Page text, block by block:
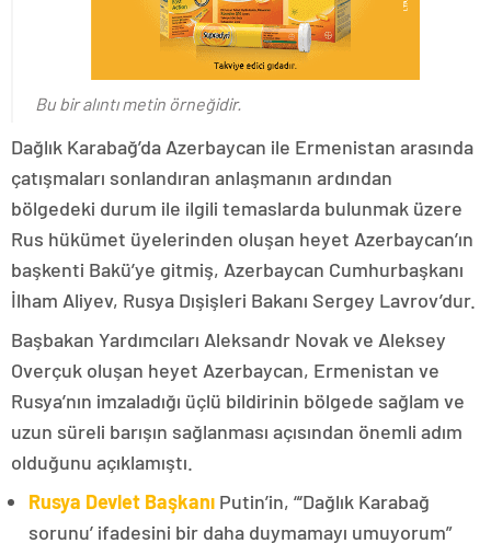
Bu bir alıntı metin örneğidir.
Dağlık Karabağ’da Azerbaycan ile Ermenistan arasında
çatışmaları sonlandıran anlaşmanın ardından
bölgedeki durum ile ilgili temaslarda bulunmak üzere
Rus hükümet üyelerinden oluşan heyet Azerbaycan’ın
başkenti Bakü’ye gitmiş, Azerbaycan Cumhurbaşkanı
İlham Aliyev, Rusya Dışişleri Bakanı Sergey Lavrov’dur.
Başbakan Yardımcıları Aleksandr Novak ve Aleksey
Overçuk oluşan heyet Azerbaycan, Ermenistan ve
Rusya’nın imzaladığı üçlü bildirinin bölgede sağlam ve
uzun süreli barışın sağlanması açısından önemli adım
olduğunu açıklamıştı.
Rusya Devlet Başkanı Putin’in, “‘Dağlık Karabağ
sorunu’ ifadesini bir daha duymamayı umuyorum”